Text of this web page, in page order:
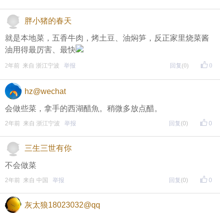
评论主题内容即可领取红包！
评论主题内容即可领取红包！
期待每晚8点，与您不见不散！
另外，欢迎加入东方热线粉丝群！
更多福利等着你哦~
胖小猪的春天
就是本地菜，五香牛肉，烤土豆、油焖笋，反正家里烧菜酱
油用得最厉害、最快
0
2年前 来自 浙江宁波 举报 回复(0)
hz@wechat
会做些菜，拿手的西湖醋魚。稍微多放点醋。
0
2年前 来自 浙江宁波 举报 回复 (0)
三生三世有你
不会做菜
0
2年前 来自 中国 举报 回复 (0)
灰太狼18023032@qq